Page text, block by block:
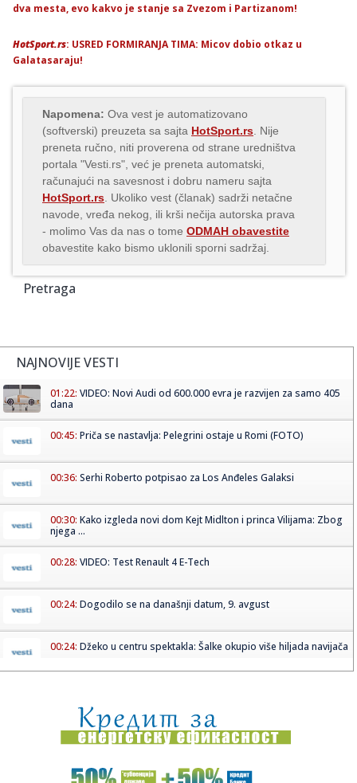
dva mesta, evo kakvo je stanje sa Zvezom i Partizanom!
HotSport.rs: USRED FORMIRANJA TIMA: Micov dobio otkaz u
Galatasaraju!
Napomena: Ova vest je automatizovano
(softverski) preuzeta sa sajta HotSport.rs . Nije
preneta ručno, niti proverena od strane uredništva
portala "Vesti.rs", već je preneta automatski,
računajući na savesnost i dobru nameru sajta
HotSport.rs . Ukoliko vest (članak) sadrži netačne
navode, vređa nekog, ili krši nečija autorska prava
- molimo Vas da nas o tome ODMAH obavestite
obavestite kako bismo uklonili sporni sadržaj.
Pretraga
NAJNOVIJE VESTI
01:22: VIDEO: Novi Audi od 600.000 evra je razvijen za samo 405
dana
00:45: Priča se nastavlja: Pelegrini ostaje u Romi (FOTO)
00:36: Serhi Roberto potpisao za Los Anđeles Galaksi
00:30: Kako izgleda novi dom Kejt Midlton i princa Vilijama: Zbog
njega ...
00:28: VIDEO: Test Renault 4 E-Tech
00:24: Dogodilo se na današnji datum, 9. avgust
00:24: Džeko u centru spektakla: Šalke okupio više hiljada navijača
00:20:Đura Đ. Trajković br. 26: Plejlista za sivu zonu (Fontaines
D....
00:17:Velika akcija tokom noći i ranog jutra u Beogradu: Ekipe